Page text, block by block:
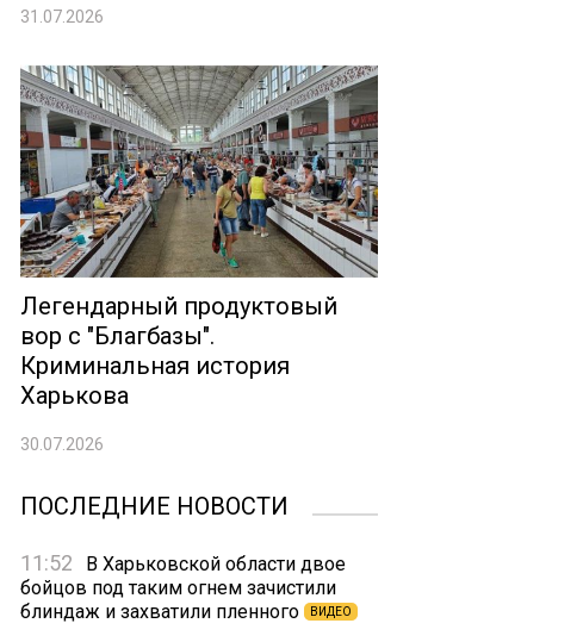
31.07.2026
Легендарный продуктовый
вор с "Благбазы".
Криминальная история
Харькова
30.07.2026
ПОСЛЕДНИЕ НОВОСТИ
11:52
В Харьковской области двое
бойцов под таким огнем зачистили
блиндаж и захватили пленного
ВИДЕО